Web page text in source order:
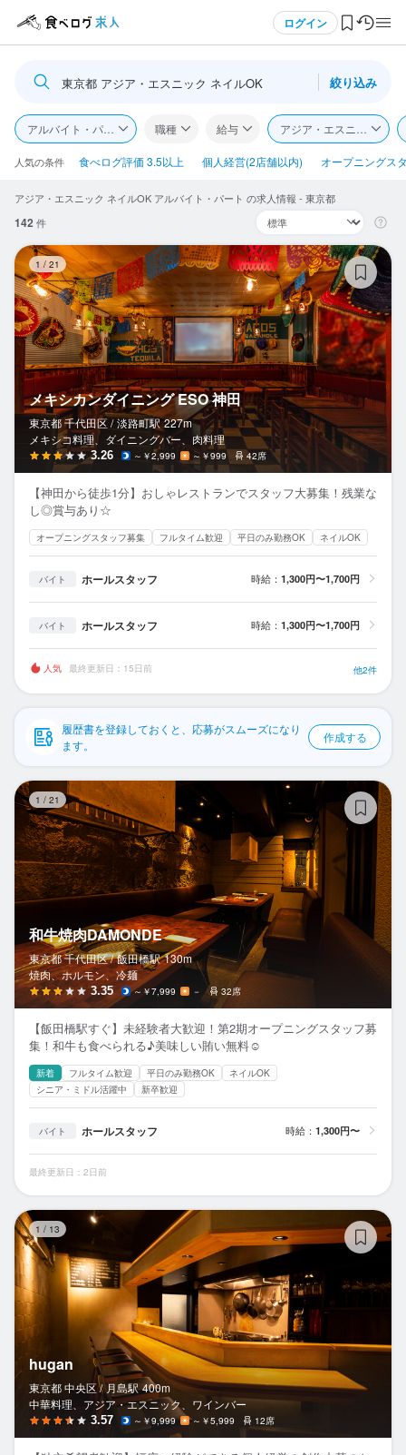
ログイン
ログイン・無料会員登録
食べログ求人TOP
求人検索
閲覧履歴
気になる求人
検索履歴・保存した条件
応募履歴
WEB履歴書
スカウト・メルマガ受信設定
ヘルプ・お問い合わせフォーム
掲載をご検討の店舗様へ
プライバシーポリシー
利用規約
企業情報
東京都 アジア・エスニック ネイルOK 絞り込み
アルバイト・パート 職種 給与 アジア・エスニック
人気の条件 食べログ評価 3.5以上 個人経営(2店舗以内) オープニングス
アジア・エスニック ネイルOK アルバイト・パート の求人情報 - 東京都
142 件
1 / 21
メキシカンダイニング ESO 神田
東京都 千代田区 / 淡路町駅 227m
メキシコ料理、ダイニングバー、肉料理
3.26 ～￥2,999 ～￥999 42席
【神田から徒歩1分】おしゃレストランでスタッフ大募集！残業な
し◎賞与あり☆
オープニングスタッフ募集 フルタイム歓迎 平日のみ勤務OK ネイルOK
バイト ホールスタッフ 時給： 1,300円〜1,700円
バイト ホールスタッフ 時給： 1,300円〜1,700円
人気 最終更新日：15日前 他2件
履歴書を登録しておくと、応募がスムーズになり
ます。
作成する
1 / 21
和牛焼肉DAMONDE
東京都 千代田区 / 飯田橋駅 130m
焼肉、ホルモン、冷麺
3.35 ～￥7,999 － 32席
【飯田橋駅すぐ】未経験者大歓迎！第2期オープニングスタッフ募
集！和牛も食べられる♪美味しい賄い無料☺
新着 フルタイム歓迎 平日のみ勤務OK
ネイルOK
シニア・ミドル活躍中
新卒歓迎
バイト ホールスタッフ 時給： 1,300円〜
最終更新日：2日前
1 / 13
hugan
東京都 中央区 / 月島駅 400m
中華料理、アジア・エスニック、ワインバー
3.57 ～￥9,999 ～￥5,999 12席